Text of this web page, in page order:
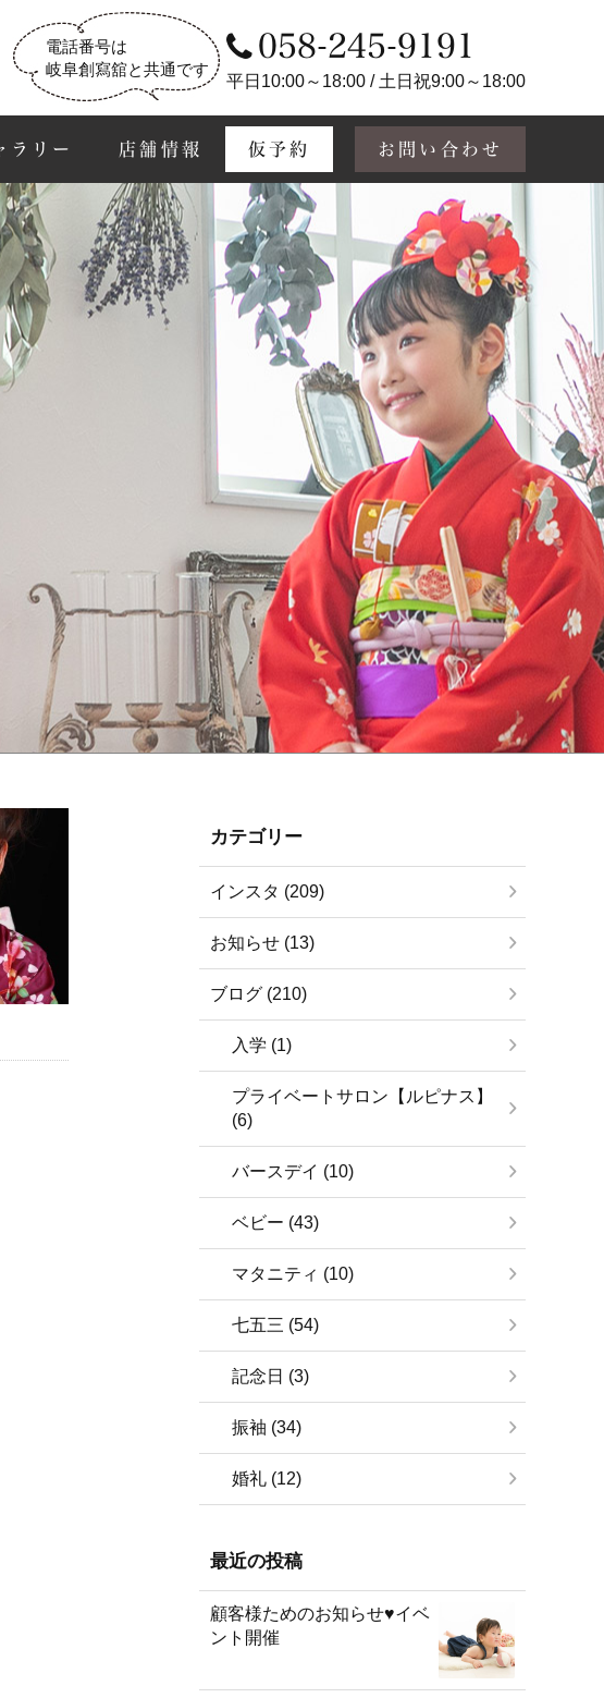
電話番号は
岐阜創寫舘と共通です
058-245-9191
平日10:00～18:00 / 土日祝9:00～18:00
ラリー 店舗情報 仮予約 お問い合わせ
カテゴリー
インスタ (209)
お知らせ (13)
ブログ (210)
入学 (1)
プライベートサロン【ルピナス】
(6)
バースデイ (10)
ベビー (43)
マタニティ (10)
七五三 (54)
記念日 (3)
振袖 (34)
婚礼 (12)
最近の投稿
顧客様ためのお知らせ♥イベ
ント開催